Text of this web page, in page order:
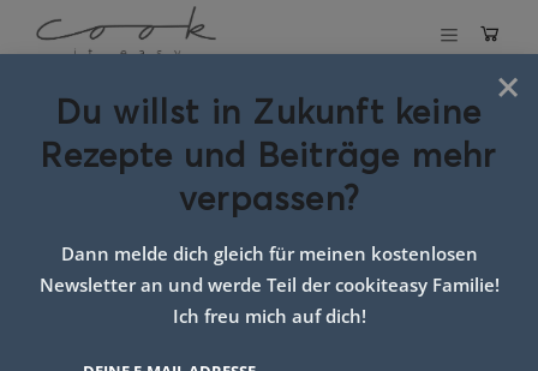
Schlagwort:
Rinderragout
vorbereiten
×
Du willst in Zukunft keine
Rezepte und Beiträge mehr
verpassen?
Dann melde dich gleich für meinen kostenlosen
Newsletter an und werde Teil der cookiteasy Familie!
Ich freu mich auf dich!